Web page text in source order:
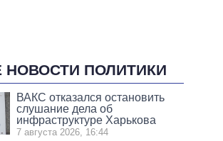
НОВОСТИ ПОЛИТИКИ
ВАКС отказался остановить
слушание дела об
инфраструктуре Харькова
7 августа 2026, 16:44